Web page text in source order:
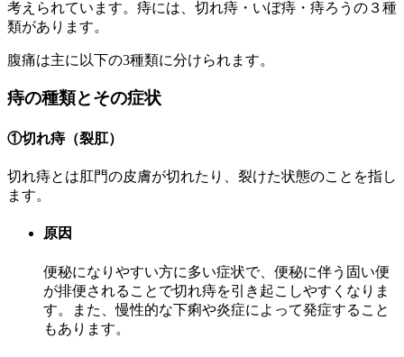
考えられています。痔には、切れ痔・いぼ痔・痔ろうの３種
類があります。
腹痛は主に以下の3種類に分けられます。
痔の種類とその症状
①切れ痔（裂肛）
切れ痔とは肛門の皮膚が切れたり、裂けた状態のことを指し
ます。
原因
便秘になりやすい方に多い症状で、便秘に伴う固い便
が排便されることで切れ痔を引き起こしやすくなりま
す。また、慢性的な下痢や炎症によって発症すること
もあります。